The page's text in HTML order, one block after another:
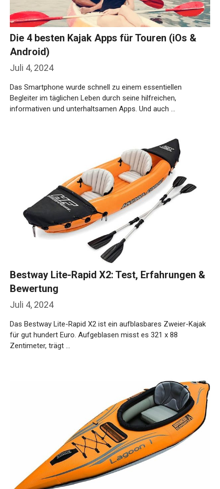
Juli 4, 2024
Die 4 besten Kajak Apps für Touren (iOs &
Android)
Das Smartphone wurde schnell zu einem essentiellen
Begleiter im täglichen Leben durch seine hilfreichen,
informativen und unterhaltsamen Apps. Und auch …
Juli 4, 2024
Bestway Lite-Rapid X2: Test, Erfahrungen &
Bewertung
Das Bestway Lite-Rapid X2 ist ein aufblasbares Zweier-Kajak
für gut hundert Euro. Aufgeblasen misst es 321 x 88
Zentimeter, trägt …